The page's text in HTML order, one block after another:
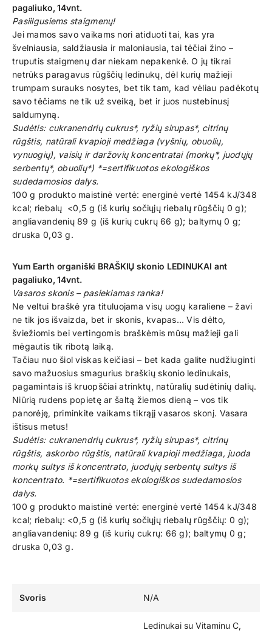
pagaliuko, 14vnt.
Pasiilgusiems staigmenų!
Jei mamos savo vaikams nori atiduoti tai, kas yra
švelniausia, saldžiausia ir maloniausia, tai tėčiai žino –
truputis staigmenų dar niekam nepakenkė. O jų tikrai
netrūks paragavus rūgščių ledinukų, dėl kurių mažieji
trumpam surauks nosytes, bet tik tam, kad vėliau padėkotų
savo tėčiams ne tik už sveiką, bet ir juos nustebinusį
saldumyną.
Sudėtis: cukranendrių cukrus*, ryžių sirupas*, citrinų
rūgštis, natūrali kvapioji medžiaga (vyšnių, obuolių,
vynuogių), vaisių ir daržovių koncentratai (morkų*, juodųjų
serbentų*, obuolių*) *=sertifikuotos ekologiškos
sudedamosios dalys.
100 g produkto maistinė vertė: energinė vertė 1454 kJ/348
kcal; riebalų <0,5 g (iš kurių sočiųjų riebalų rūgščių 0 g);
angliavandenių 89 g (iš kurių cukrų 66 g); baltymų 0 g;
druska 0,03 g.
Yum Earth organiški BRAŠKIŲ skonio LEDINUKAI ant
pagaliuko, 14vnt.
Vasaros skonis – pasiekiamas ranka!
Ne veltui braškė yra tituluojama visų uogų karaliene – žavi
ne tik jos išvaizda, bet ir skonis, kvapas… Vis dėlto,
šviežiomis bei vertingomis braškėmis mūsų mažieji gali
mėgautis tik ribotą laiką.
Tačiau nuo šiol viskas keičiasi – bet kada galite nudžiuginti
savo mažuosius smagurius braškių skonio ledinukais,
pagamintais iš kruopščiai atrinktų, natūralių sudėtinių dalių.
Niūrią rudens popietę ar šaltą žiemos dieną – vos tik
panorėję, priminkite vaikams tikrąjį vasaros skonį. Vasara
ištisus metus!
Sudėtis: cukranendrių cukrus*, ryžių sirupas*, citrinų
rūgštis, askorbo rūgštis, natūrali kvapioji medžiaga, juoda
morkų sultys iš koncentrato, juodųjų serbentų sultys iš
koncentrato. *=sertifikuotos ekologiškos sudedamosios
dalys.
100 g produkto maistinė vertė: energinė vertė 1454 kJ/348
kcal; riebalų: <0,5 g (iš kurių sočiųjų riebalų rūgščių: 0 g);
angliavandenių: 89 g (iš kurių cukrų: 66 g); baltymų 0 g;
druska 0,03 g.
Svoris N/A
Ledinukai su Vitaminu C,